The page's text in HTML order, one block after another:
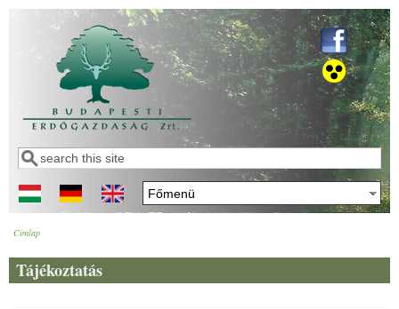
Ugrás a tartalomra
Keresés űrlap
Keresés
Jelenlegi hely
Címlap
Tájékoztatás